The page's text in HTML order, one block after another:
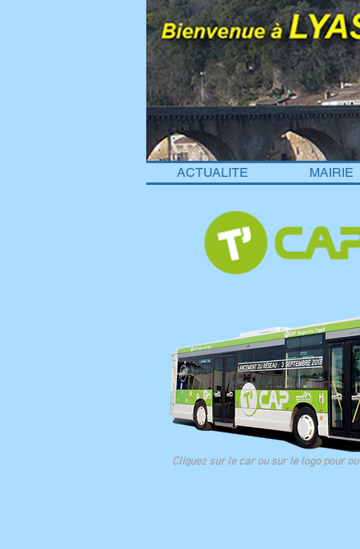
ACTUALITE MAIRIE
Cliquez sur le car ou sur le logo pour